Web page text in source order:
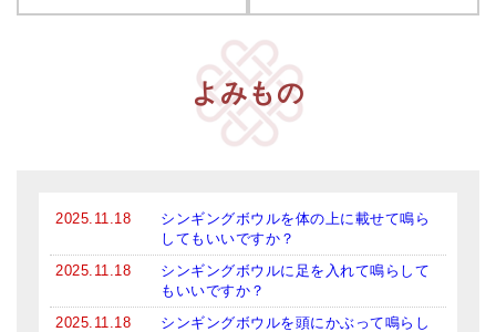
よみもの
2025.11.18
シンギングボウルを体の上に載せて鳴ら
してもいいですか？
2025.11.18
シンギングボウルに足を入れて鳴らして
もいいですか？
2025.11.18
シンギングボウルを頭にかぶって鳴らし